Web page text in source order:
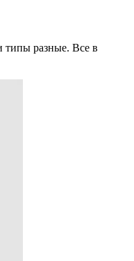
типы разные. Все в